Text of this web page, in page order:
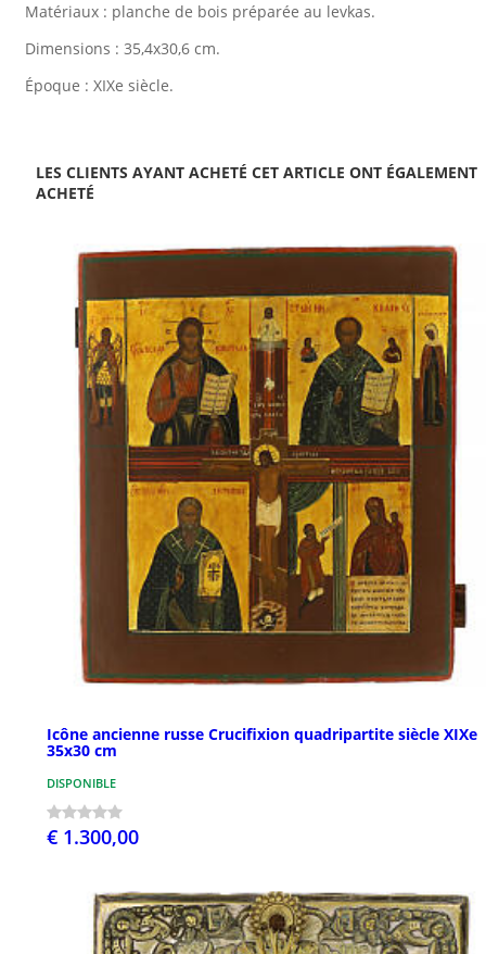
Matériaux : planche de bois préparée au levkas.
Dimensions : 35,4x30,6 cm.
Époque : XIXe siècle.
LES CLIENTS AYANT ACHETÉ CET ARTICLE ONT ÉGALEMENT
ACHETÉ
Icône ancienne russe Crucifixion quadripartite siècle XIXe
35x30 cm
DISPONIBLE
€ 1.300,00